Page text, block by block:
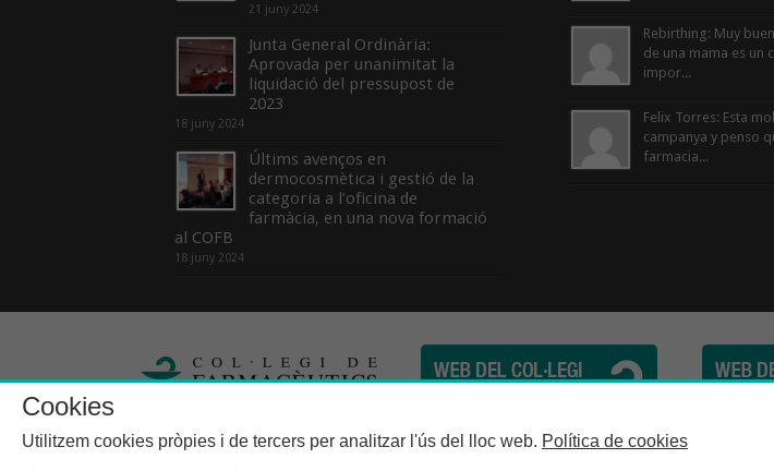
21 juny 2024
Junta General Ordinària:
Aprovada per unanimitat la
liquidació del pressupost de
2023
18 juny 2024
Últims avenços en
dermocosmètica i gestió de la
categoria a l’oficina de
farmàcia, en una nova formació
al COFB
18 juny 2024
Rebirthing: Muy
de una mama es un
impor...
Felix Torres: Esta
campanya y penso
farmacia...
Col·legi de Farmacèutics de la Província de Barcelona | C.
Cookies
Utilitzem cookies pròpies i de tercers per analitzar l'ús del lloc web. Política de cookies